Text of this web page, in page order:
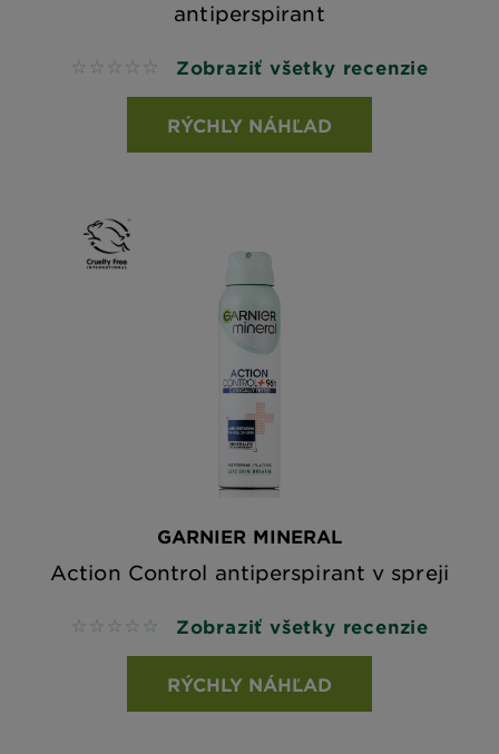
antiperspirant
No reviews Zobraziť všetky recenzie
RÝCHLY NÁHĽAD
GARNIER MINERAL
Action Control antiperspirant v spreji
No reviews Zobraziť všetky recenzie
RÝCHLY NÁHĽAD